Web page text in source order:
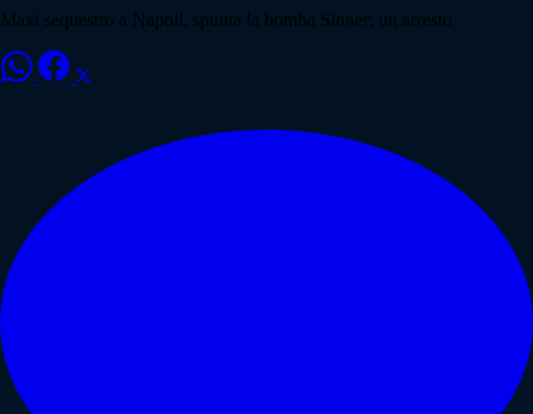
Maxi sequestro a Napoli, spunta la bomba Sinner: un arresto